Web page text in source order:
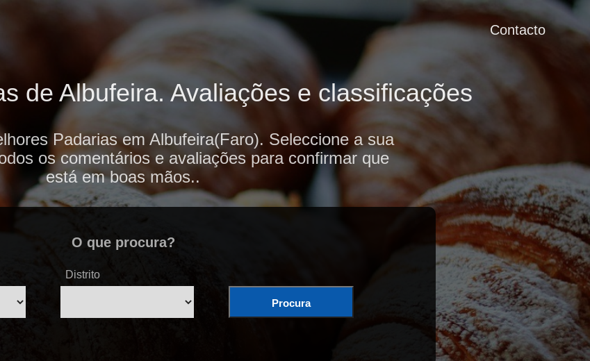
Contacto
de Albufeira. Avaliações e classificações
Padarias em Albufeira(Faro). Seleccione a sua
os comentários e avaliações para confirmar que
está em boas mãos..
O que procura?
Distrito
Procura